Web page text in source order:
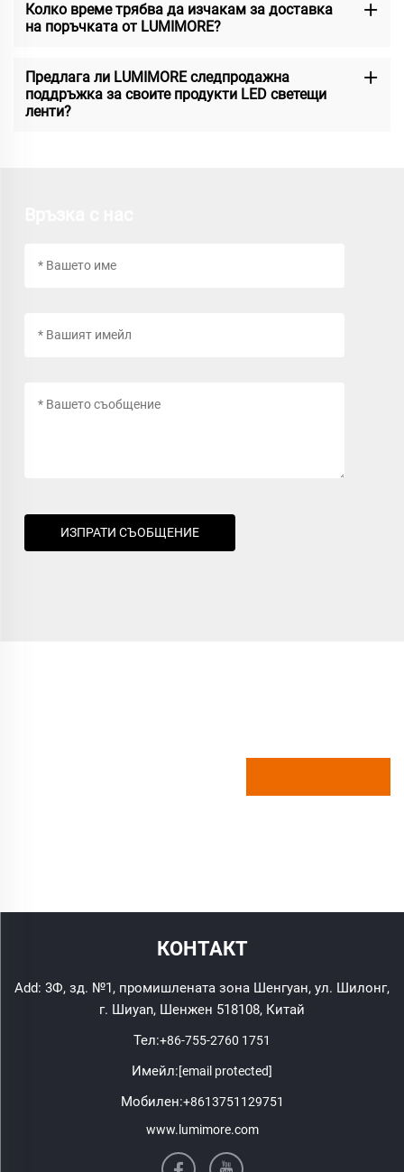
Колко време трябва да изчакам за доставка
на поръчката от LUMIMORE?
Предлага ли LUMIMORE следпродажна
поддръжка за своите продукти LED светещи
ленти?
ИЗПРАТИ СЪОБЩЕНИЕ
КОНТАКТ
Add: 3Ф, зд. №1, промишлената зона Шенгуан, ул. Шилонг,
г. Шиyan, Шенжен 518108, Китай
Тел:+86-755-2760 1751
Имейл:[email protected]
Мобилен:+8613751129751
www.lumimore.com